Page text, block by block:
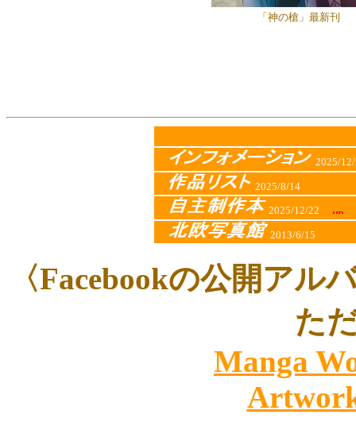
「神の槍」最新刊
2025/
2025/8/14
2025/12/22
2013/6/15
〈Facebookの公開ア
た
Manga